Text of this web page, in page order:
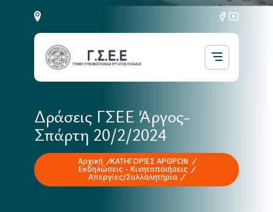
Δράσεις ΓΣΕΕ Άργος-
Σπάρτη 20/2/2024
Αρχική
ΚΑΤΗΓΟΡΙΕΣ ΑΡΘΡΩΝ
Εκδηλώσεις - Κινητοποιήσεις
Απεργίες/Συλλαλητήρια